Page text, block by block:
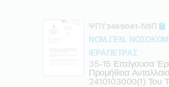
ΨΠΥ3469041-Ν5Π
ΝΟΜ.ΓΕΝ.
ΙΕΡΑΠΕΤΡΑΣ
35-15 Επείγουσα
Προμήθεια
2410103000(1) Του